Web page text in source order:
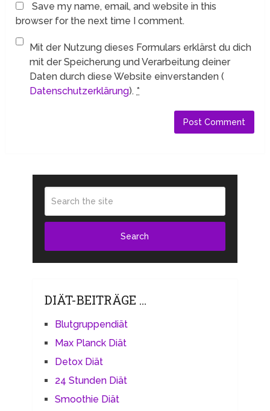
Save my name, email, and website in this
browser for the next time I comment.
Mit der Nutzung dieses Formulars erklärst du dich
mit der Speicherung und Verarbeitung deiner
Daten durch diese Website einverstanden (
Datenschutzerklärung). *
DIÄT-BEITRÄGE …
Blutgruppendiät
Max Planck Diät
Detox Diät
24 Stunden Diät
Smoothie Diät